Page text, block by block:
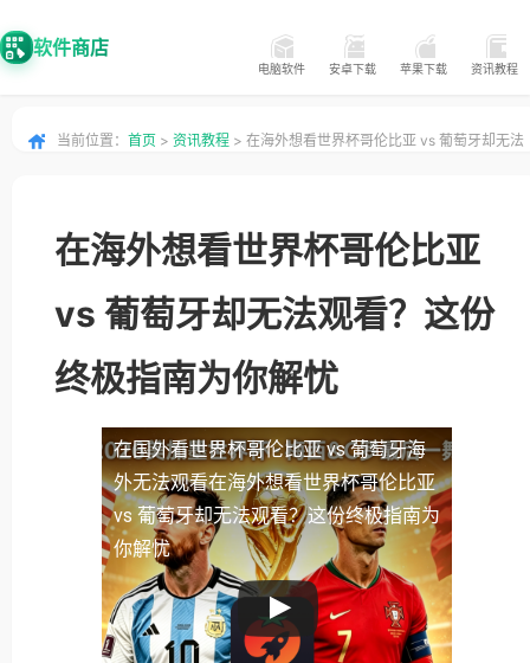
软件商店
电脑软件 安卓下载 苹果下载 资讯教程
当前位置： 首页 > 资讯教程 > 在海外想看世界杯哥伦比亚 vs 葡萄牙却无法
在海外想看世界杯哥伦比亚
vs 葡萄牙却无法观看？这份
终极指南为你解忧
在国外看世界杯哥伦比亚 vs 葡萄牙海
外无法观看在海外想看世界杯哥伦比亚
vs 葡萄牙却无法观看？这份终极指南为
你解忧